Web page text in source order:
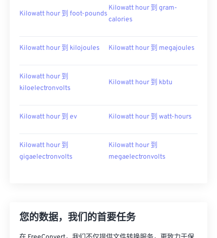
Kilowatt hour 到 foot-pounds
Kilowatt hour 到 gram-
calories
Kilowatt hour 到 kilojoules Kilowatt hour 到 megajoules
Kilowatt hour 到
kiloelectronvolts
Kilowatt hour 到 kbtu
Kilowatt hour 到 ev Kilowatt hour 到 watt-hours
Kilowatt hour 到
gigaelectronvolts
Kilowatt hour 到
megaelectronvolts
您的数据，我们的首要任务